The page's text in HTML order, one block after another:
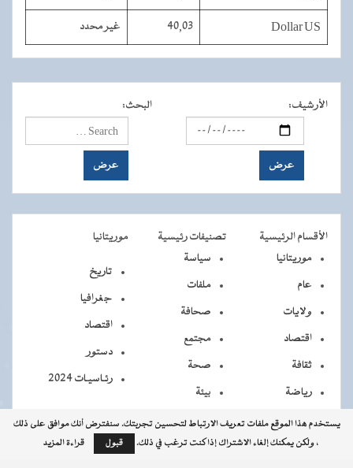
Dollar US
40,03 غير محدد
الأرشيف: البحث:
الأقسام الرئيسية تصنيفات رئيسية
موريتانيا
موريتانيا
عام
ولايات
اقتصاد
ثقافة
رياضة
سياسة
ملفات
صحافة
مجتمع
صحة
بيئة
تاريخ
جغرافيا
اقتصاد
دستور
رئـاسيـات 2024
يستخدم هذا الموقع ملفات تعريف الارتباط لتحسين تجربتك. سنفترض أنك موافق على ذلك
، ولكن يمكنك إلغاء الاشتراك إذا كنت ترغب في ذلك.
قبول قراءة المزيد